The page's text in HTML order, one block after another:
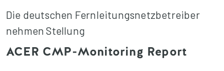
Die deutschen Fernleitungsnetzbetreiber
nehmen Stellung
ACER CMP-Monitoring Report